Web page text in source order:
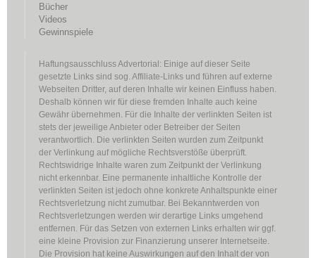
Bücher
Videos
Gewinnspiele
Haftungsausschluss Advertorial: Einige auf dieser Seite
gesetzte Links sind sog. Affiliate-Links und führen auf externe
Webseiten Dritter, auf deren Inhalte wir keinen Einfluss haben.
Deshalb können wir für diese fremden Inhalte auch keine
Gewähr übernehmen. Für die Inhalte der verlinkten Seiten ist
stets der jeweilige Anbieter oder Betreiber der Seiten
verantwortlich. Die verlinkten Seiten wurden zum Zeitpunkt
der Verlinkung auf mögliche Rechtsverstöße überprüft.
Rechtswidrige Inhalte waren zum Zeitpunkt der Verlinkung
nicht erkennbar. Eine permanente inhaltliche Kontrolle der
verlinkten Seiten ist jedoch ohne konkrete Anhaltspunkte einer
Rechtsverletzung nicht zumutbar. Bei Bekanntwerden von
Rechtsverletzungen werden wir derartige Links umgehend
entfernen. Für das Setzen von externen Links erhalten wir ggf.
eine kleine Provision zur Finanzierung unserer Internetseite.
Die Provision hat keine Auswirkungen auf den Inhalt der von